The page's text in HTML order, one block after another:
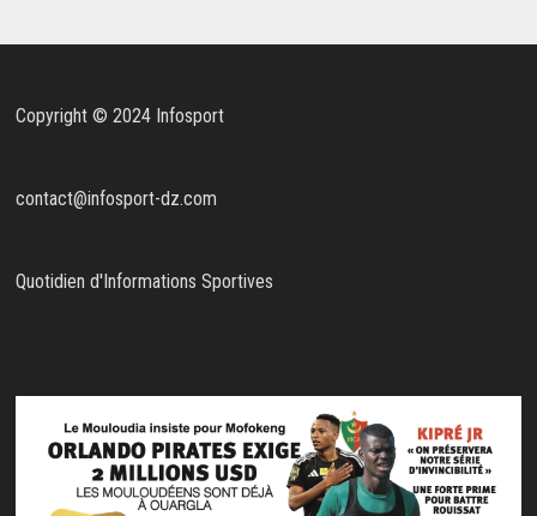
Copyright © 2024 Infosport
contact@infosport-dz.com
Quotidien d'Informations Sportives